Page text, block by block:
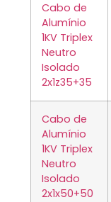
Cabo de
Alumínio
1KV Triplex
Neutro
Isolado
2x1z35+35
Cabo de
Alumínio
1KV Triplex
Neutro
Isolado
2x1x50+50